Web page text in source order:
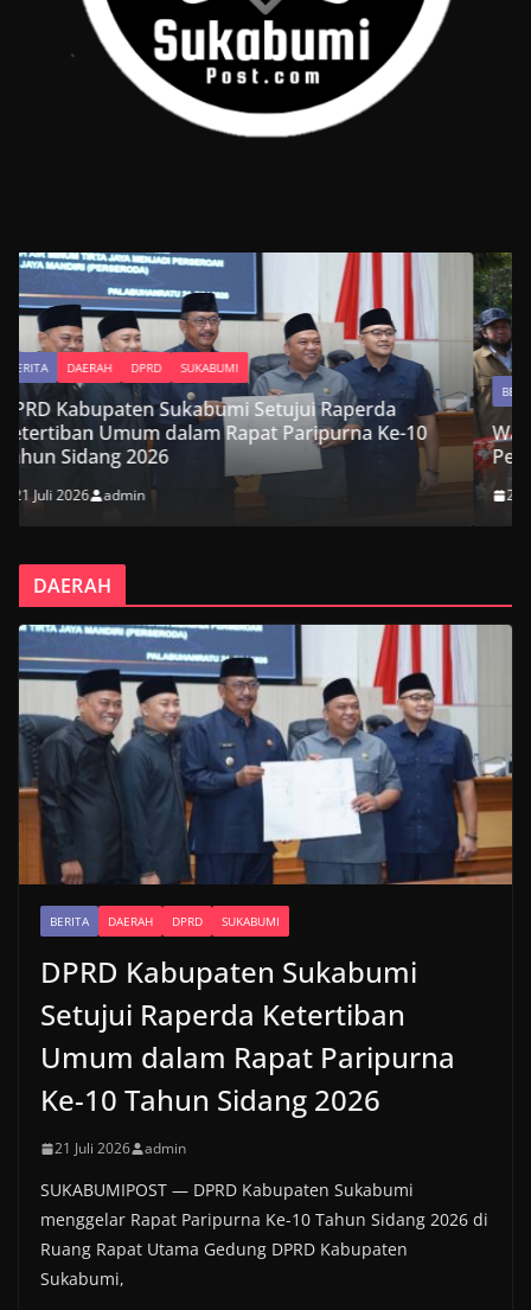
10
BERITA DAERAH DPRD SUKABUMI
Wakil Ketua DPRD Kabupaten Sukabumi
Peresmian Jembatan Garuda Suci di
20 Juli 2026
DAERAH
BERITA DAERAH DPRD SUKABUMI
DPRD Kabupaten Sukabumi
Setujui Raperda Ketertiban
Umum dalam Rapat Paripurna
Ke-10 Tahun Sidang 2026
21 Juli 2026 admin
SUKABUMIPOST — DPRD Kabupaten Sukabumi
menggelar Rapat Paripurna Ke-10 Tahun Sidang 2026 di
Ruang Rapat Utama Gedung DPRD Kabupaten
Sukabumi,